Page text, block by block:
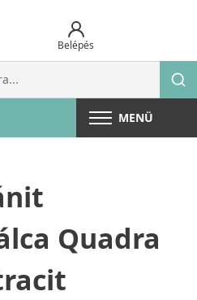
Belépés
MENÜ
Quadra